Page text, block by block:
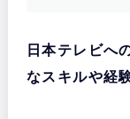
日本テレビへ
なスキルや経